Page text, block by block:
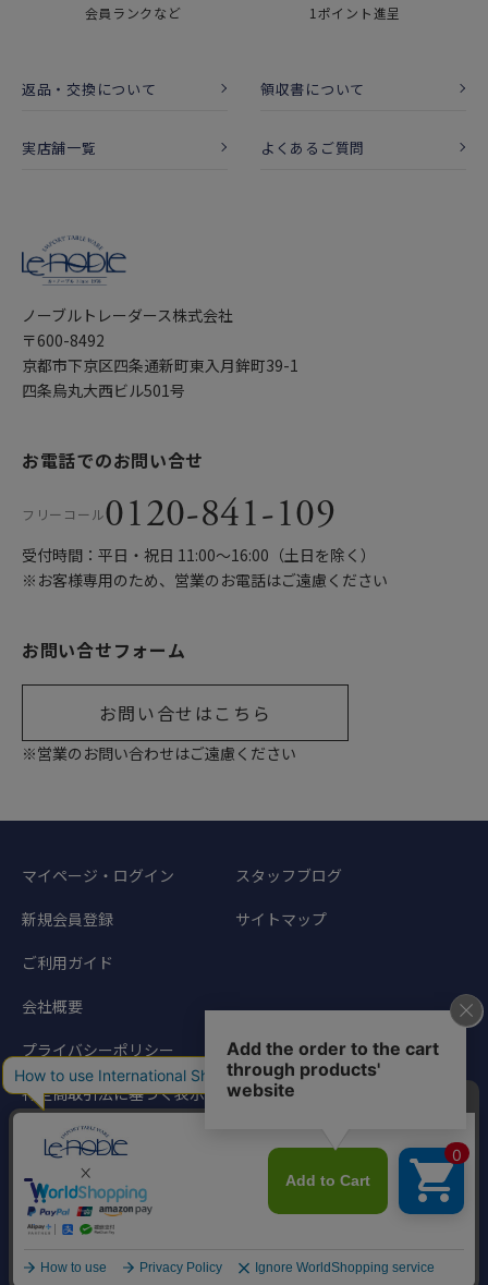
会員ランクなど
1ポイント進呈
返品・交換について 領収書について
実店舗一覧 よくあるご質問
ノーブルトレーダース株式会社
〒600-8492
京都市下京区四条通新町東入月鉾町39-1
四条烏丸大西ビル501号
お電話でのお問い合せ
フリーコール0120-841-109
受付時間：平日・祝日 11:00〜16:00（土日を除く）
※お客様専用のため、営業のお電話はご遠慮ください
お問い合せフォーム
お問い合せはこちら
※営業のお問い合わせはご遠慮ください
マイページ・ログイン
新規会員登録
ご利用ガイド
会社概要
プライバシーポリシー
特定商取引法に基づく表示
スタッフブログ
サイトマップ